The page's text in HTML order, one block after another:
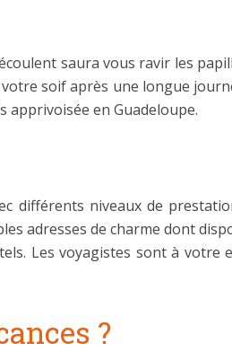
saura vous ravir les
soif après une longue
apprivoisée en Guadeloupe.
différents niveaux de
adresses de charme dont
Les voyagistes sont à votre
?